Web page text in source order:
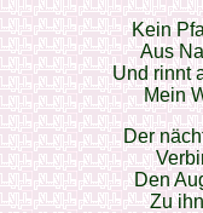
Kein
Aus
Und rinnt
Mein
Der
Den
Zu